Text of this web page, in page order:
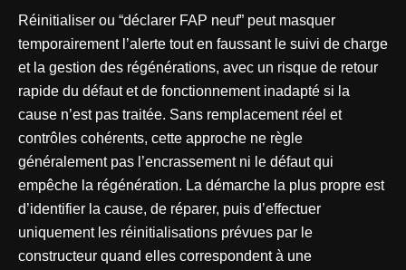
Réinitialiser ou “déclarer FAP neuf” peut masquer
temporairement l’alerte tout en faussant le suivi de charge
et la gestion des régénérations, avec un risque de retour
rapide du défaut et de fonctionnement inadapté si la
cause n’est pas traitée. Sans remplacement réel et
contrôles cohérents, cette approche ne règle
généralement pas l’encrassement ni le défaut qui
empêche la régénération. La démarche la plus propre est
d’identifier la cause, de réparer, puis d’effectuer
uniquement les réinitialisations prévues par le
constructeur quand elles correspondent à une